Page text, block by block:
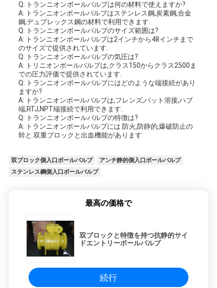
Q: トランニオンボールバルブは何の材料で使えますか?
A: トランニオンボールバルブはステンレス鋼,炭素鋼,合金
鋼,デュプレックス鋼の材料で利用できます.
Q: トランニオンボールバルブのサイズ範囲は?
A: トランニオンボールバルブは2インチから48インチまで
のサイズで提供されています.
Q: トランニオンボールバルブの気圧は?
A: トリニオンボールバルブは,クラス150からクラス2500ま
での圧力評価で提供されています.
Q: トランニオンボールバルブにはどのような端接続があり
ますか?
A: トランニオンボールバルブは,フレンズ,バット溶接,ハブ
端,RTJ,NPT端接続で利用できます.
Q: トランニオンボールバルブの特徴は?
A: トランニオンボールバルブには 防火,防静的,爆破防止の
幹と 双重ブロックと出血機能があります
双ブロック側入口ボールバルブ
アンチ静的側入口ボールバルブ
ステンレス鋼側入口ボールバルブ
最高の価格で
双ブロックと特徴を持つ抗静的サイ
ドエントリーボールバルブ
続行